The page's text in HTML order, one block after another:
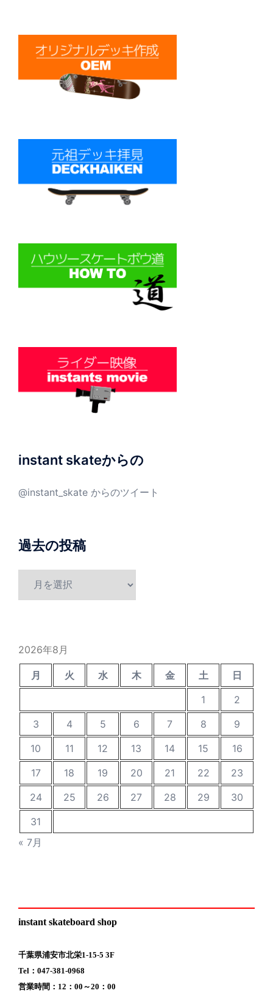
instant skateからの
@instant_skate からのツイート
過去の投稿
2026年8月
月 火 水 木 金 土
日
1
2
3
4 5 6 7 8
9
10
11 12 13 14 15
16
17
18 19 20 21 22
23
24
25 26 27 28 29
30
31
« 7月
instant skateboard shop
千葉県浦安市北栄1-15-5 3F
Tel：047-381-0968
営業時間：12：00～20：00